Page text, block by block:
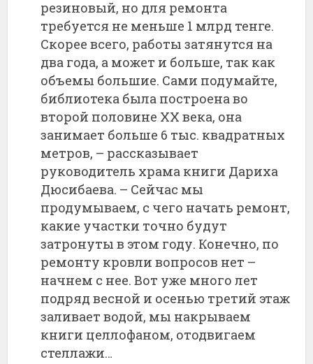
резиновый, но для ремонта
требуется не меньше 1 млрд тенге.
Скорее всего, работы затянутся на
два года, а может и больше, так как
объемы большие. Сами подумайте,
библиотека была построена во
второй половине ХХ века, она
занимает больше 6 тыс. квадратных
метров, – рассказывает
руководитель храма книги Дариха
Дюсибаева. – Сейчас мы
продумываем, с чего начать ремонт,
какие участки точно будут
затронуты в этом году. Конечно, по
ремонту кровли вопросов нет –
начнем с нее. Вот уже много лет
подряд весной и осенью третий этаж
заливает водой, мы накрываем
книги целлофаном, отодвигаем
стеллажи…